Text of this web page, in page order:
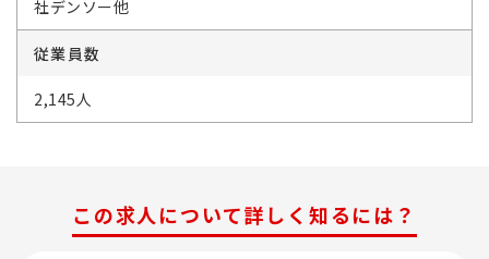
社デンソー他
従業員数
2,145人
この求人について詳しく知るには？